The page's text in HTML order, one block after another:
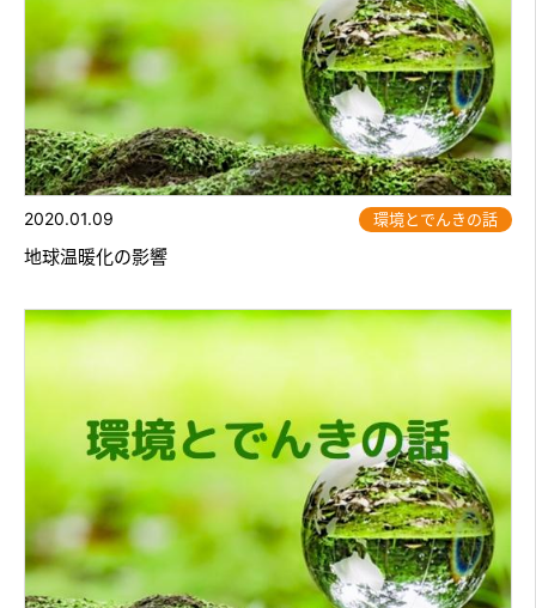
2020.01.09 環境とでんきの話
地球温暖化の影響